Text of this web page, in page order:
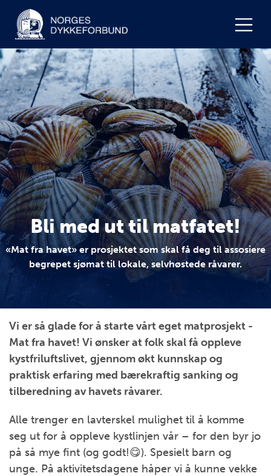
Bli med ut til matfatet!
«Mat fra havet» er prosjektet som skal få deg til assosiere
begrepet sjømat til lokale, selvhøstede råvarer.
Vi er så glade for å starte vårt eget matprosjekt -
Mat fra havet! Vi ønsker at folk skal få oppleve
kystfriluftslivet, gjennom økt kunnskap og
praktisk erfaring med bærekraftig sanking og
tilberedning av havets råvarer.
Alle trenger en lavterskel mulighet til å komme
seg ut for å oppleve kystlinjen vår – for den byr jo
på så mye fint (og godt!😋). Spesielt barn og
unge. På aktivitetsdagene håper vi å kunne vekke